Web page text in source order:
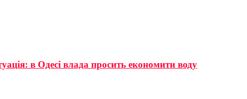
в Одесі влада просить економити воду